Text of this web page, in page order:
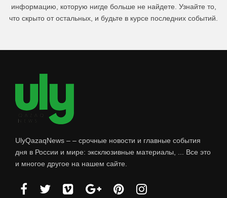
информацию, которую нигде больше не найдете. Узнайте то,
что скрыто от остальных, и будьте в курсе последних событий.
UlyQazaqNews – – срочные новости и главные события
дня в России и мире: эксклюзивные материалы, ... Все это
и многое другое на нашем сайте.